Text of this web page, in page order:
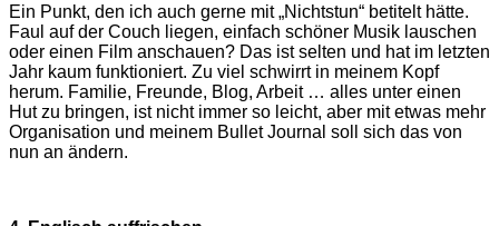
Ein Punkt, den ich auch gerne mit „Nichtstun“ betitelt hätte.
Faul auf der Couch liegen, einfach schöner Musik lauschen
oder einen Film anschauen? Das ist selten und hat im letzten
Jahr kaum funktioniert. Zu viel schwirrt in meinem Kopf
herum. Familie, Freunde, Blog, Arbeit … alles unter einen
Hut zu bringen, ist nicht immer so leicht, aber mit etwas mehr
Organisation und meinem Bullet Journal soll sich das von
nun an ändern.